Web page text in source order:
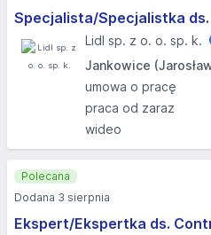
Specjalista/Specjalistka
Lidl sp. z o. o. sp. k.
Jankowice
umowa o pracę
praca od zaraz
wideo
Ekspert/Ekspertka ds.
Polecana
Dodana 3 sierpnia